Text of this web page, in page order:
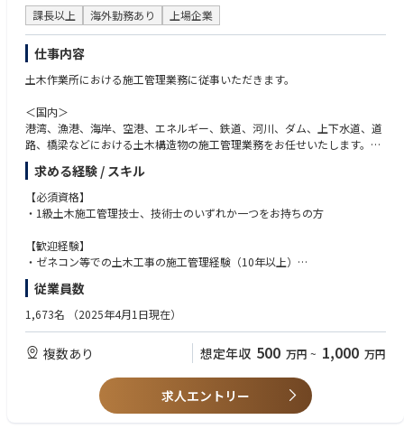
～九州、沖縄エリア～（福岡県、佐賀県、長崎県、熊本県、大分県、宮崎
県、鹿児島県、沖縄県）
・福岡県久留米市【第２種電気主任技術者】
・福岡県久留米市【第３種電気主任技術者】
・長崎県長崎市【第２種電気主任技術者】
・大分県別府市【第２種電気主任技術者】
・大分県別府市【第３種電気主任技術者】
・宮崎県宮崎市【第２種電気主任技術者】
・宮崎県宮崎市【第３種電気主任技術者】
・宮崎県高鍋町【第２種電気主任技術者】
・鹿児島県指宿市【第２種電気主任技術者】
の資格をお持ちの方
～北海道、東北エリア～（青森県、岩手県、宮城県、秋田県、山形県、福
島県）
・青森県八戸市【電気保安業務従事者】
・岩手県一関市【電気保安業務従事者】
・福島県南相馬市【電気保安業務従事者】
～関東エリア～（茨城県、栃木県、群馬県、埼玉県、千葉県、東京都、神
奈川県、山梨県、長野県）
・茨城県行方市【電気保安業務従事者】
・栃木県宇都宮市【電気保安業務従事者】
課長以上 海外勤務あり 上場企業
仕事内容
土木作業所における施工管理業務に従事いただきます。
＜国内＞
港湾、漁港、海岸、空港、エネルギー、鉄道、河川、ダム、上下水道、道
路、橋梁などにおける土木構造物の施工管理業務をお任せいたします。
工程管理、原価管理、安全管理、品質管理、環境管理、協力会社への指
示、近隣対応等 など
＜海外＞
いてプロジェクトマネージメントを担当いただきます。
建設コンサルタントや設計事務所、官公庁の担当者、また現地のサブコン
※同社では海外工事に注力しておりますので、海外の大型プロジェクトに
携われる環境を用意しております。
求める経験 / スキル
【必須資格】
・1級土木施工管理技士、技術士のいずれか一つをお持ちの方
【歓迎経験】
・ゼネコン等での土木工事の施工管理経験（10年以上）
・陸上工事の経験（5年以上）：橋梁下部/道路/トンネル/河川治水/上下水
道工事など
従業員数
1,673名 （2025年4月1日現在）
複数あり 想定年収 500 万円 ~ 1,000 万円
求人エントリー